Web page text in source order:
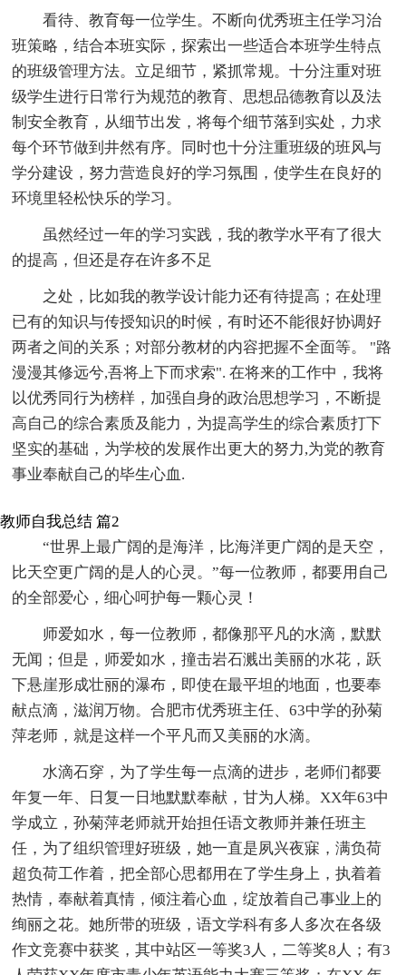
看待、教育每一位学生。不断向优秀班主任学习治
班策略，结合本班实际，探索出一些适合本班学生特点
的班级管理方法。立足细节，紧抓常规。十分注重对班
级学生进行日常行为规范的教育、思想品德教育以及法
制安全教育，从细节出发，将每个细节落到实处，力求
每个环节做到井然有序。同时也十分注重班级的班风与
学分建设，努力营造良好的学习氛围，使学生在良好的
环境里轻松快乐的学习。
虽然经过一年的学习实践，我的教学水平有了很大
的提高，但还是存在许多不足
之处，比如我的教学设计能力还有待提高；在处理
已有的知识与传授知识的时候，有时还不能很好协调好
两者之间的关系；对部分教材的内容把握不全面等。 "路
漫漫其修远兮,吾将上下而求索". 在将来的工作中，我将
以优秀同行为榜样，加强自身的政治思想学习，不断提
高自己的综合素质及能力，为提高学生的综合素质打下
坚实的基础，为学校的发展作出更大的努力,为党的教育
事业奉献自己的毕生心血.
教师自我总结 篇2
“世界上最广阔的是海洋，比海洋更广阔的是天空，
比天空更广阔的是人的心灵。”每一位教师，都要用自己
的全部爱心，细心呵护每一颗心灵！
师爱如水，每一位教师，都像那平凡的水滴，默默
无闻；但是，师爱如水，撞击岩石溅出美丽的水花，跃
下悬崖形成壮丽的瀑布，即使在最平坦的地面，也要奉
献点滴，滋润万物。合肥市优秀班主任、63中学的孙菊
萍老师，就是这样一个平凡而又美丽的水滴。
水滴石穿，为了学生每一点滴的进步，老师们都要
年复一年、日复一日地默默奉献，甘为人梯。XX年63中
学成立，孙菊萍老师就开始担任语文教师并兼任班主
任，为了组织管理好班级，她一直是夙兴夜寐，满负荷
超负荷工作着，把全部心思都用在了学生身上，执着着
热情，奉献着真情，倾注着心血，绽放着自己事业上的
绚丽之花。她所带的班级，语文学科有多人多次在各级
作文竞赛中获奖，其中站区一等奖3人，二等奖8人；有3